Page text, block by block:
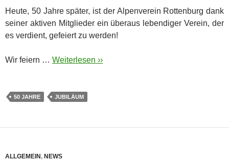
Heute, 50 Jahre später, ist der Alpenverein Rottenburg dank
seiner aktiven Mitglieder ein überaus lebendiger Verein, der
es verdient, gefeiert zu werden!
Wir feiern … Weiterlesen ››
50 JAHRE JUBILÄUM
ALLGEMEIN, NEWS